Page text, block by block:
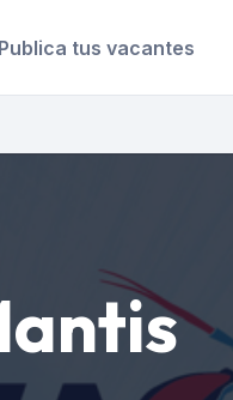
Publica tus vacantes